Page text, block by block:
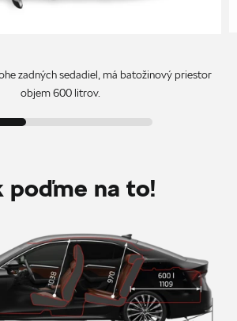
zadných sedadiel, má batožinový priestor
objem 600 litrov.
poďme na to!